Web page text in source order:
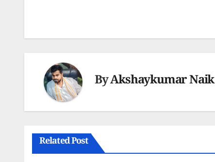
ByAkshaykumar Naik
Related Post